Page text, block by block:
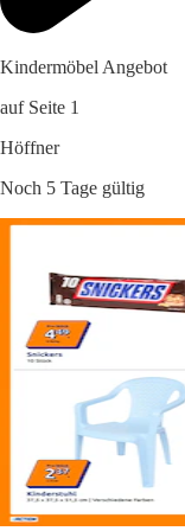
Kindermöbel Angebot
auf Seite 1
Höffner
Noch 5 Tage gültig